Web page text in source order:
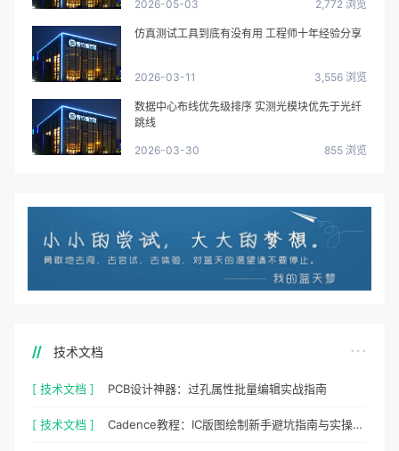
2026-05-03 2,772 浏览
仿真测试工具到底有没有用 工程师十年经验分享
2026-03-11 3,556 浏览
数据中心布线优先级排序 实测光模块优先于光纤
跳线
2026-03-30 855 浏览
技术文档
[ 技术文档 ] PCB设计神器：过孔属性批量编辑实战指南
[ 技术文档 ] Cadence教程：IC版图绘制新手避坑指南与实操细节